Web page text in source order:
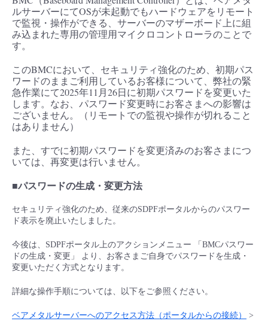
- 登録情報の管理
- APIリファレンス
■ 基本構築ガイド
- クラウド / サーバー
- Flexible InterConnect
- Flexible Remote Access
- vUTM2
- ITインフラストラクチャー
ルサーバーにてOSが未起動でもハードウェアをリモート
で監視・操作ができる、サーバーのマザーボード上に組
み込まれた専用の管理用マイクロコントローラのことで
す。
このBMCにおいて、セキュリティ強化のため、初期パス
ワードのままご利用しているお客様について、弊社の緊
急作業にて2025年11月26日に初期パスワードを変更いた
します。なお、パスワード変更時にお客さまへの影響は
ございません。（リモートでの監視や操作が切れること
はありません）
また、すでに初期パスワードを変更済みのお客さまにつ
いては、再変更は行いません。
■パスワードの生成・変更方法
セキュリティ強化のため、従来のSDPFポータルからのパスワー
ド表示を廃止いたしました。
今後は、SDPFポータル上のアクションメニュー 「BMCパスワー
ドの生成・変更」 より、お客さまご自身でパスワードを生成・
変更いただく方式となります。
詳細な操作手順については、以下をご参照ください。
ベアメタルサーバーへのアクセス方法（ポータルからの接続）
>